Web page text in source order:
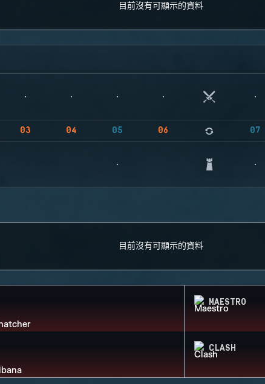
目前沒有可顯示的資料
03 04 05 06 07
目前沒有可顯示的資料
MAESTRO
CLASH